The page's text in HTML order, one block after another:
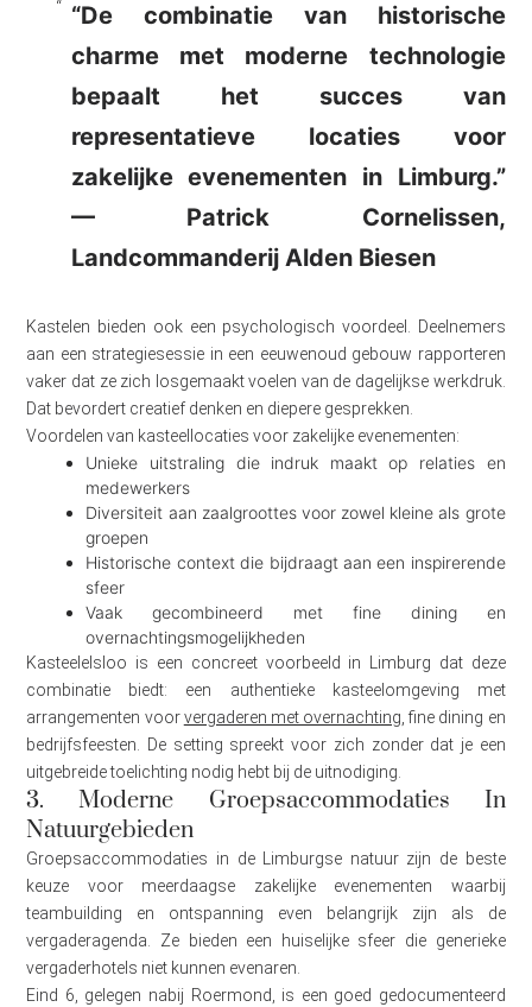
“De combinatie van historische
charme met moderne technologie
bepaalt het succes van
representatieve locaties voor
zakelijke evenementen in Limburg.”
— Patrick Cornelissen,
Landcommanderij Alden Biesen
Kastelen bieden ook een psychologisch voordeel. Deelnemers
aan een strategiesessie in een eeuwenoud gebouw rapporteren
vaker dat ze zich losgemaakt voelen van de dagelijkse werkdruk.
Dat bevordert creatief denken en diepere gesprekken.
Voordelen van kasteellocaties voor zakelijke evenementen:
Unieke uitstraling die indruk maakt op relaties en
medewerkers
Diversiteit aan zaalgroottes voor zowel kleine als grote
groepen
Historische context die bijdraagt aan een inspirerende
sfeer
Vaak gecombineerd met fine dining en
overnachtingsmogelijkheden
Kasteelelsloo is een concreet voorbeeld in Limburg dat deze
combinatie biedt: een authentieke kasteelomgeving met
arrangementen voorvergaderen met overnachting, fine dining en
bedrijfsfeesten. De setting spreekt voor zich zonder dat je een
uitgebreide toelichting nodig hebt bij de uitnodiging.
3. Moderne Groepsaccommodaties In
Natuurgebieden
Groepsaccommodaties in de Limburgse natuur zijn de beste
keuze voor meerdaagse zakelijke evenementen waarbij
teambuilding en ontspanning even belangrijk zijn als de
vergaderagenda. Ze bieden een huiselijke sfeer die generieke
vergaderhotels niet kunnen evenaren.
Eind 6, gelegen nabij Roermond, is een goed gedocumenteerd